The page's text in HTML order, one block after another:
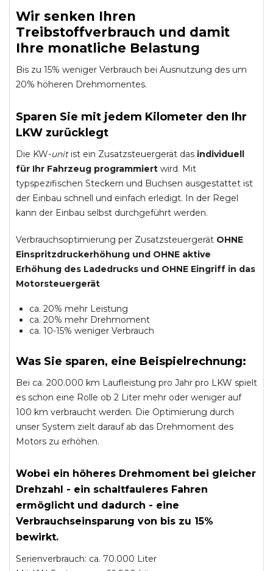
Wir senken Ihren
Treibstoffverbrauch und damit
Ihre monatliche Belastung
Bis zu 15% weniger Verbrauch bei Ausnutzung des um
20% höheren Drehmomentes.
Sparen Sie mit jedem Kilometer den Ihr
LKW zurücklegt
Die KW-unitist ein Zusatzsteuergerät das individuell
für Ihr Fahrzeug programmiert wird. Mit
typspezifischen Steckern und Buchsen ausgestattet ist
der Einbau schnell und einfach erledigt. In der Regel
kann der Einbau selbst durchgeführt werden.
Verbrauchsoptimierung per Zusatzsteuergerät OHNE
Einspritzdruckerhöhung und OHNE aktive
Erhöhung des Ladedrucks und OHNE Eingriff in das
Motorsteuergerät
ca. 20% mehr Leistung
ca. 20% mehr Drehmoment
ca. 10-15% weniger Verbrauch
Was Sie sparen, eine Beispielrechnung:
Bei ca. 200.000 km Laufleistung pro Jahr pro LKW spielt
es schon eine Rolle ob 2 Liter mehr oder weniger auf
100 km verbraucht werden. Die Optimierung durch
unser System zielt darauf ab das Drehmoment des
Motors zu erhöhen.
Wobei ein höheres Drehmoment bei gleicher
Drehzahl - ein schaltfauleres Fahren
ermöglicht und dadurch - eine
Verbrauchseinsparung von bis zu 15%
bewirkt.
Serienverbrauch: ca. 70.000 Liter